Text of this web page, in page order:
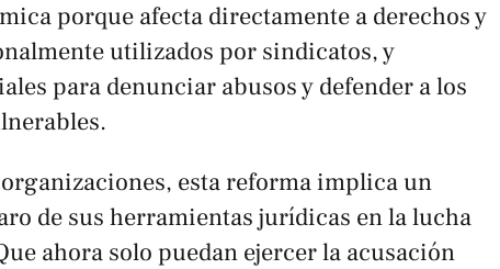
porque afecta directamente a derechos y
utilizados por sindicatos, y
para denunciar abusos y defender a los
esta reforma implica un
de sus herramientas jurídicas en la lucha
ahora solo puedan ejercer la acusación